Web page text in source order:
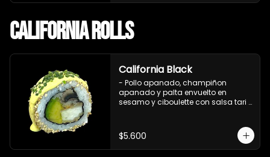
California Rolls
California Black
- Pollo apanado, champiñon
apanado y palta envuelto en
sesamo y ciboulette con salsa tari
$5.600